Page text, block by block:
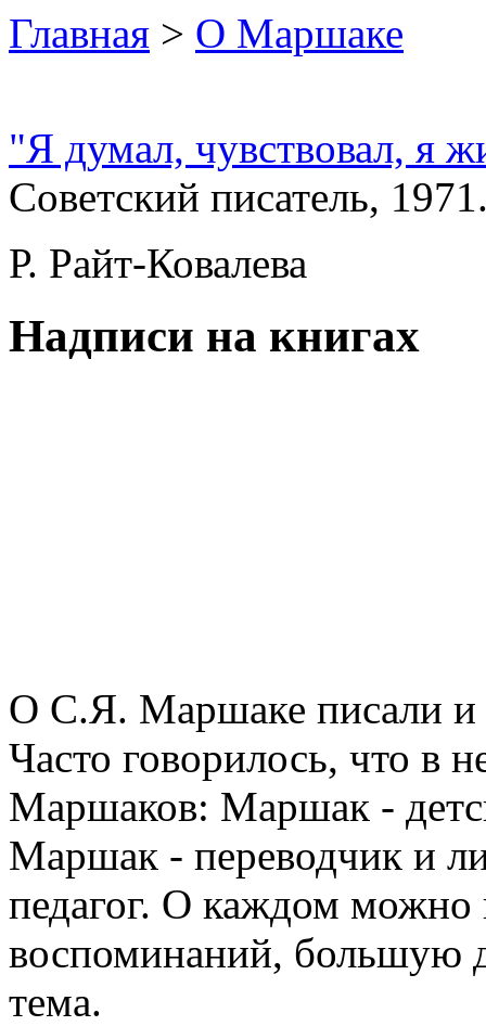
Главная > О Маршаке
"Я думал, чувствовал, я
Советский писатель,
Р. Райт-Ковалева
Надписи на книгах
О С.Я. Маршаке писали и
Часто говорилось, что в
Маршаков: Маршак -
Маршак - переводчик и
педагог. О каждом можно
воспоминаний, большую
тема.